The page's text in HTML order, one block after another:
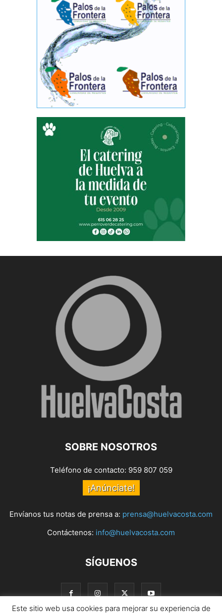
SOBRE NOSOTROS
Teléfono de contacto: 959 807 059
¡Anúnciate!
Envíanos tus notas de prensa a: prensa@huelvacosta.com
Contáctenos: info@huelvacosta.com
SÍGUENOS
Este sitio web usa cookies para mejorar su experiencia de